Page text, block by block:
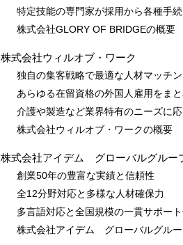
特定技能の専門家が採用から各種手
株式会社GLORY OF BRIDGEの概要
株式会社ウィルオブ・ワーク
独自の集客戦略で最適な人材マッチ
あらゆる在留資格の外国人雇用をま
介護や製造など業界特有のニーズに
株式会社ウィルオブ・ワークの概要
株式会社アイデム グローバルグルー
創業50年の豊富な実績と信頼性
全12分野対応と多様な人材確保力
多言語対応と全国規模の一貫サポート
株式会社アイデム グローバルグル